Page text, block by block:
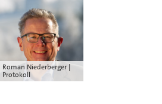
Roman Niederberger |
Protokoll